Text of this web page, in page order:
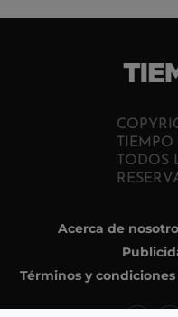
TODOS
Acerca de
Términos y